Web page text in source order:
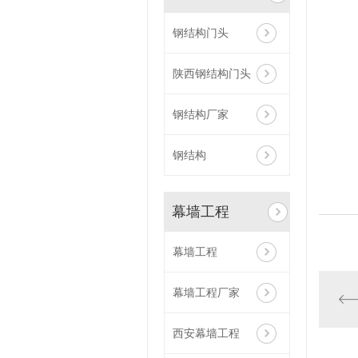
钢结构门头
陕西钢结构门头
钢结构厂家
钢结构
幕墙工程
幕墙工程
幕墙工程厂家
西安幕墙工程